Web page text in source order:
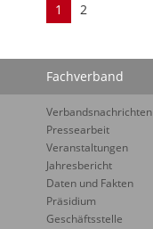
1 2
Fachverband
Verbandsnachrichten
Pressearbeit
Veranstaltungen
Jahresbericht
Daten und Fakten
Präsidium
Geschäftsstelle